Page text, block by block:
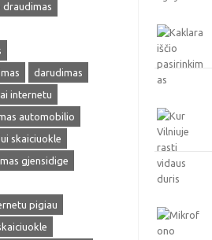
darudimas
internetu
automobilio
skaiciuokle
gjensidige
pigiau